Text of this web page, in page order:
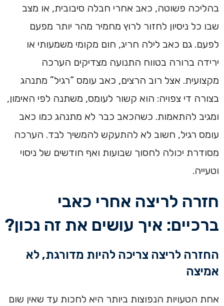
בהליכה פשוטה, כאב אחרי חבלה סיבובית, או מצב
שבו כל ניסיון לחזור לרוץ מחמיר מהר יותר מפעם
לפעם. גם כאב לילה חריג, חום מקומי משמעותי או
ירידה ברורה בטווח התנועה מצדיקים הערכה
מקצועית. אצל רוב הרצים, כאב עומס “רגיל” מתנהג
בצורה די צפויה: הוא קשור לעומס, משתנה לפי האימון,
ומגיב להתאמות. כשהכאב כבר לא מתנהג כמו כאב
עומס רגיל, חשוב לא להתעקש להמשיך לבד. הערכה
מסודרת יכולה לחסוך שבועות ואף חודשים של ניסוי
וטעייה.
חזרה לריצה אחרי כאבי
ברכיים: איך עושים את זה נכון?
החזרה לריצה צריכה להיות מדורגת, לא
אמיצה
אחת הטעויות הנפוצות ביותר היא לחכות עד שאין שום